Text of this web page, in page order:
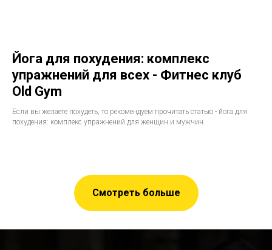
Йога для похудения: комплекс
упражнений для всех - Фитнес клуб
Old Gym
Если вы желаете похудеть, то рекомендуем прочитать статью - йога для
похудения: комплекс упражнений для женщин и мужчин.
Смотреть больше